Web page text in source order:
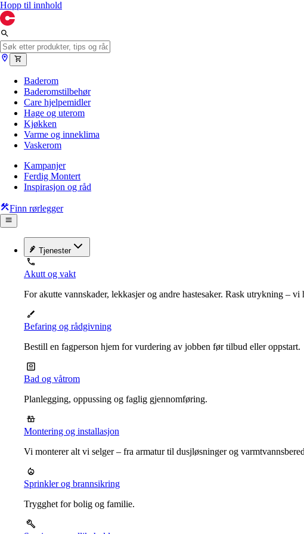
Hopp til innhold
Baderom
Baderomstilbehør
Care hjelpemidler
Hage og uterom
Kjøkken
Varme og inneklima
Vaskerom
Kampanjer
Ferdig Montert
Inspirasjon og råd
Finn rørlegger
Tjenester
Akutt og vakt
For akutte vannskader, lekkasjer og andre hastesaker. Rask utrykning – vi
Befaring og rådgivning
Bestill en fagperson hjem for vurdering av jobben før tilbud eller oppstart.
Bad og våtrom
Planlegging, oppussing og faglig gjennomføring.
Montering og installasjon
Vi monterer alt vi selger – fra armatur til dusjløsninger og
Sprinkler og brannsikring
Trygghet for bolig og familie.